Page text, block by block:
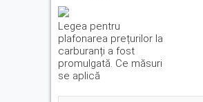
Legea pentru
plafonarea prețurilor la
carburanți a fost
promulgată. Ce măsuri
se aplică